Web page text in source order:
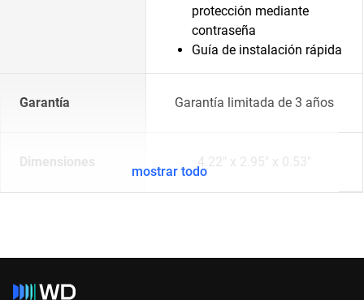
protección mediante
contraseña
Guía de instalación rápida
Garantía Garantía limitada de 3 años
Dimensiones 4.22" x 2.95" x 0.53"
mostrar todo